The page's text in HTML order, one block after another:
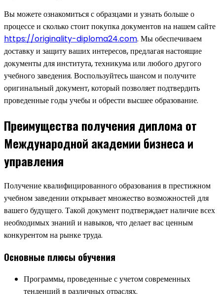
Вы можете ознакомиться с образцами и узнать больше о
процессе и сколько стоит покупка документов на нашем сайте
https://originality-diploma24.com. Мы обеспечиваем
доставку и защиту ваших интересов, предлагая настоящие
документы для института, техникума или любого другого
учебного заведения. Воспользуйтесь шансом и получите
оригинальный документ, который позволяет подтвердить
проведенные годы учебы и обрести высшее образование.
Преимущества получения диплома от
Международной академии бизнеса и
управления
Получение квалифицированного образования в престижном
учебном заведении открывает множество возможностей для
вашего будущего. Такой документ подтверждает наличие всех
необходимых знаний и навыков, что делает вас ценным
конкурентом на рынке труда.
Основные плюсы обучения
Программы, проведенные с учетом современных
тенденций в различных отраслях.